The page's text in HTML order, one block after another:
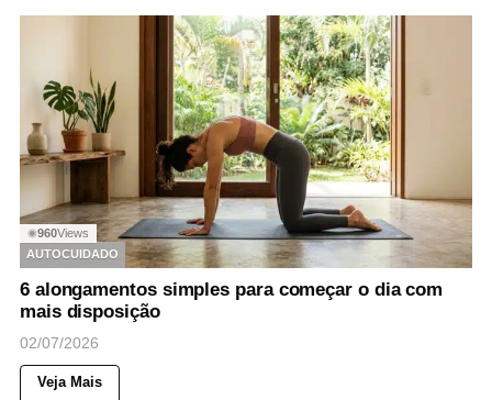
◉960Views
AUTOCUIDADO
6 alongamentos simples para começar o dia com
mais disposição
02/07/2026
Veja Mais